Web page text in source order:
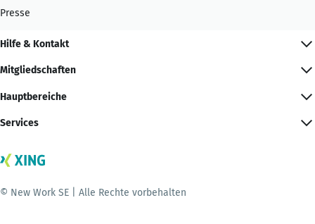
Presse
Hilfe & Kontakt
Mitgliedschaften
Hauptbereiche
Services
© New Work SE | Alle Rechte vorbehalten